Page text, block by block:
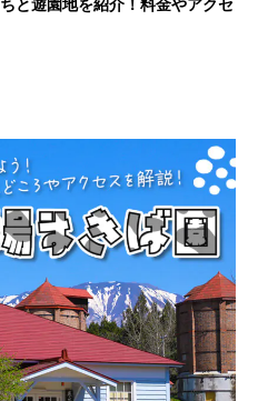
と遊園地を紹介！料金やアクセ